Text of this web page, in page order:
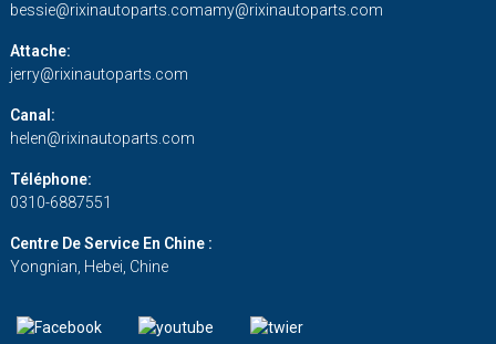
bessie@rixinautoparts.comamy@rixinautoparts.com
Attache:
jerry@rixinautoparts.com
Canal:
helen@rixinautoparts.com
Téléphone:
0310-6887551
Centre De Service En Chine :
Yongnian, Hebei, Chine